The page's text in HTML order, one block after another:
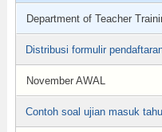
Department of Teacher
Distribusi formulir
November AWAL
Contoh soal ujian masuk